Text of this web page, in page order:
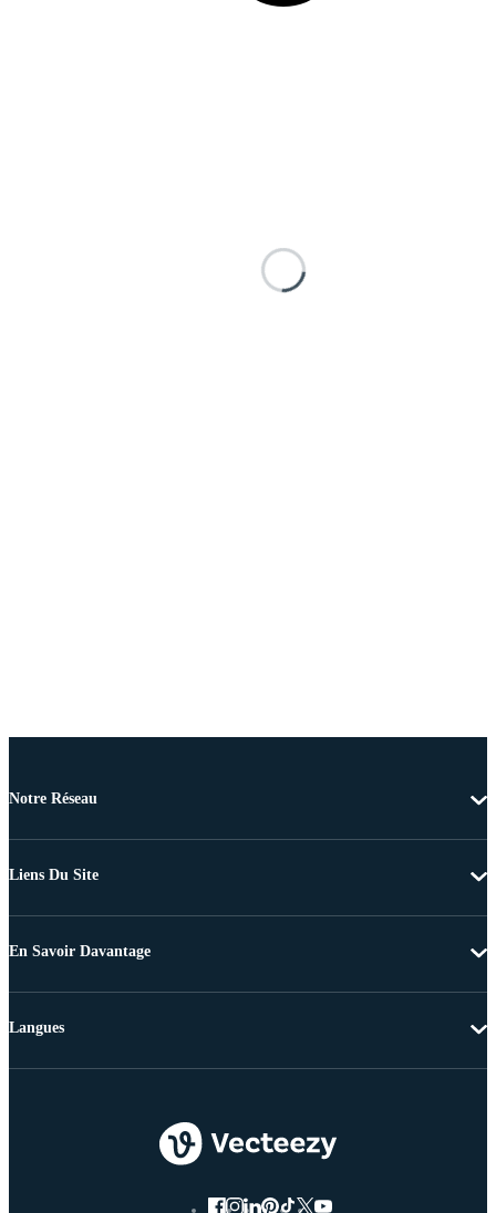
Notre Réseau
Liens Du Site
En Savoir Davantage
Langues